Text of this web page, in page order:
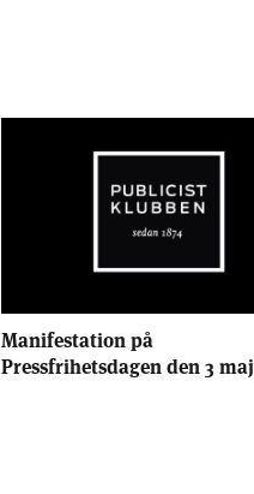
Manifestation på
Pressfrihetsdagen den 3 maj